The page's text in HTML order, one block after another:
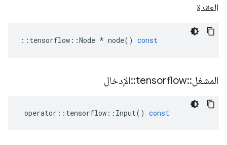
العقدة
:: tensorflow ::Node * node() const
المشغل::
tensorflow
::الإدخال
operator :: tensorflow :: Input() const